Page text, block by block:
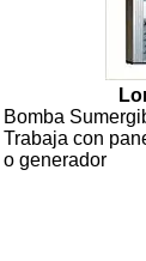
Bomba
Trabaja con
o generador